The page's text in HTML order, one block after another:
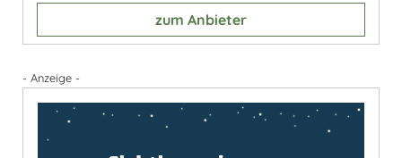
zum Anbieter
- Anzeige -